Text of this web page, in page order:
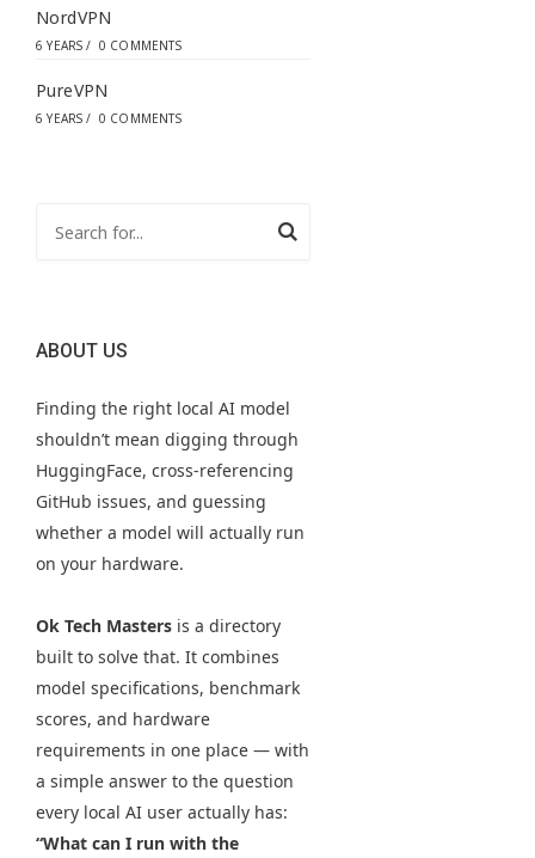
NordVPN
6 YEARS / 0 COMMENTS
PureVPN
6 YEARS / 0 COMMENTS
ABOUT US
Finding the right local AI model
shouldn’t mean digging through
HuggingFace, cross-referencing
GitHub issues, and guessing
whether a model will actually run
on your hardware.
Ok Tech Masters is a directory
built to solve that. It combines
model specifications, benchmark
scores, and hardware
requirements in one place — with
a simple answer to the question
every local AI user actually has:
“What can I run with the